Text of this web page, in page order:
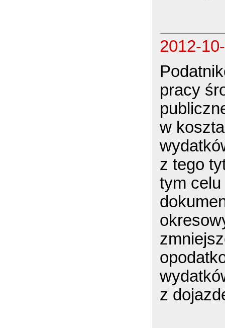
2012-
pracy
w
z tego
tym
z